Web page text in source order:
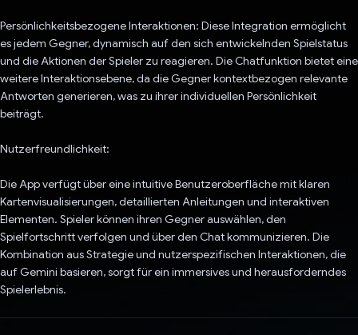
Persönlichkeitsbezogene Interaktionen: Diese Integration ermöglicht
es jedem Gegner, dynamisch auf den sich entwickelnden Spielstatus
und die Aktionen der Spieler zu reagieren. Die Chatfunktion bietet eine
weitere Interaktionsebene, da die Gegner kontextbezogen relevante
Antworten generieren, was zu ihrer individuellen Persönlichkeit
beiträgt.
Nutzerfreundlichkeit:
Die App verfügt über eine intuitive Benutzeroberfläche mit klaren
Kartenvisualisierungen, detaillierten Anleitungen und interaktiven
Elementen. Spieler können ihren Gegner auswählen, den
Spielfortschritt verfolgen und über den Chat kommunizieren. Die
Kombination aus Strategie und nutzerspezifischen Interaktionen, die
auf Gemini basieren, sorgt für ein immersives und herausforderndes
Spielerlebnis.